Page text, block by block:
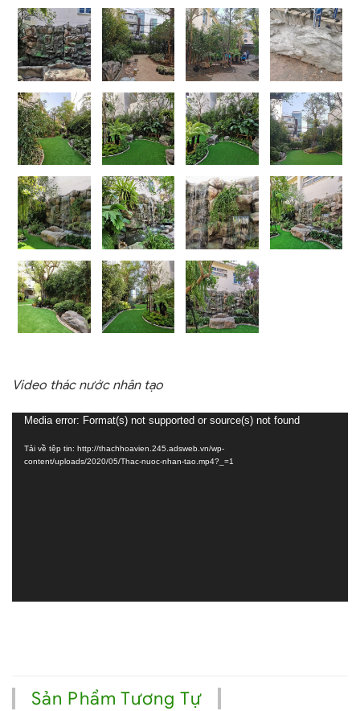
Video thác nước nhân tạo
Trình
chơi
Video
Media error: Format(s) not supported or source(s) not found
Tải về tệp tin: http://thachhoavien.245.adsweb.vn/wp-
content/uploads/2020/05/Thac-nuoc-nhan-tao.mp4?_=1
Sản Phẩm Tương Tự